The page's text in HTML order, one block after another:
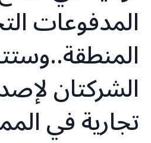
المدفوعات
الشركتان
تجارية في